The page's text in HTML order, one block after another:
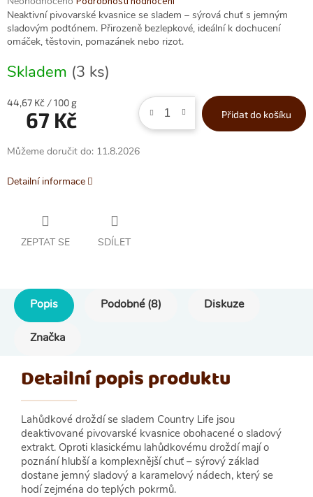
hodnocení
produktu
je
z
5
Neaktivní pivovarské kvasnice se sladem – sýrová chuť s jemným
sladovým podtónem. Přirozeně bezlepkové, ideální k dochucení
omáček, těstovin, pomazánek nebo rizot.
Skladem (3 ks)
Měrná
cena:
44,67 Kč / 100 g
67 Kč Přidat do košíku
Můžeme doručit do: 11.8.2026
Detailní informace
ZEPTAT SE SDÍLET
Popis Podobné (8) Diskuze
Značka
Detailní popis produktu
Lahůdkové droždí se sladem Country Life jsou
deaktivované pivovarské kvasnice obohacené o sladový
extrakt. Oproti klasickému lahůdkovému droždí mají o
poznání hlubší a komplexnější chuť – sýrový základ
dostane jemný sladový a karamelový nádech, který se
hodí zejména do teplých pokrmů.